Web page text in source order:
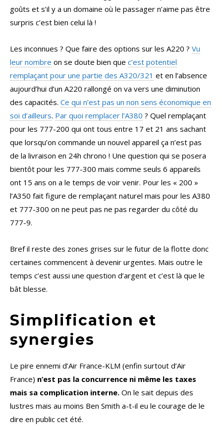
goûts et s’il y a un domaine où le passager n’aime pas être
surpris c’est bien celui là !
Les inconnues ? Que faire des options sur les A220 ? Vu
leur nombre on se doute bien que c’est potentiel
remplaçant pour une partie des A320/321 et en l’absence
aujourd’hui d’un A220 rallongé on va vers une diminution
des capacités. Ce qui n’est pas un non sens économique en
soi d’ailleurs. Par quoi remplacer l’A380 ? Quel remplaçant
pour les 777-200 qui ont tous entre 17 et 21 ans sachant
que lorsqu’on commande un nouvel appareil ça n’est pas
de la livraison en 24h chrono ! Une question qui se posera
bientôt pour les 777-300 mais comme seuls 6 appareils
ont 15 ans on a le temps de voir venir. Pour les « 200 »
l’A350 fait figure de remplaçant naturel mais pour les A380
et 777-300 on ne peut pas ne pas regarder du côté du
777-9.
Bref il reste des zones grises sur le futur de la flotte donc
certaines commencent à devenir urgentes. Mais outre le
temps c’est aussi une question d’argent et c’est là que le
bât blesse.
Simplification et
synergies
Le pire ennemi d’Air France-KLM (enfin surtout d’Air
France) n’est pas la concurrence ni même les taxes
mais sa complication interne. On le sait depuis des
lustres mais au moins Ben Smith a-t-il eu le courage de le
dire en public cet été.